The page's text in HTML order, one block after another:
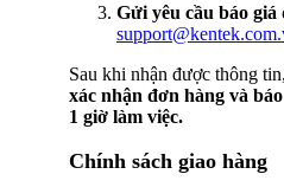
Gửi yêu cầu báo giá
Sau khi nhận được thông
xác nhận đơn hàng và
1 giờ làm việc.
Chính sách giao hàng